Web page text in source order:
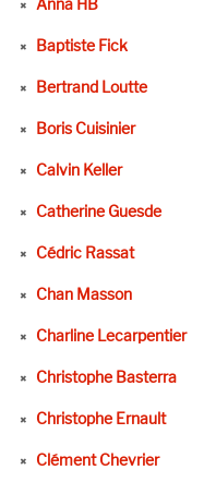
Anna HB
Baptiste Fick
Bertrand Loutte
Boris Cuisinier
Calvin Keller
Catherine Guesde
Cédric Rassat
Chan Masson
Charline Lecarpentier
Christophe Basterra
Christophe Ernault
Clément Chevrier